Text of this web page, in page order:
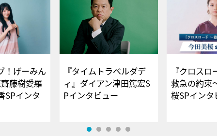
！げーみん
藤樹愛羅
SPインタ
『タイムトラベルダデ
ィ』ダイアン津田篤宏S
Pインタビュー
『クロス
救急の約束
桜SPイ